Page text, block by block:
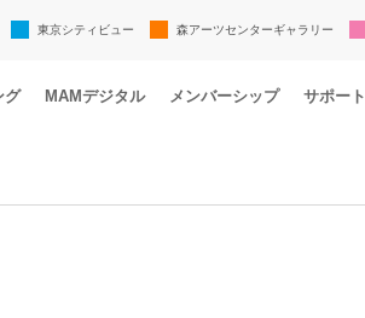
東京シティビュー 森アーツセンターギャラリー
グ MAMデジタル メンバーシップ サポート